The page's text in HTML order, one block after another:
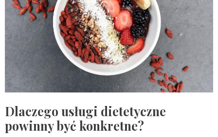
Dlaczego usługi dietetyczne
powinny być konkretne?